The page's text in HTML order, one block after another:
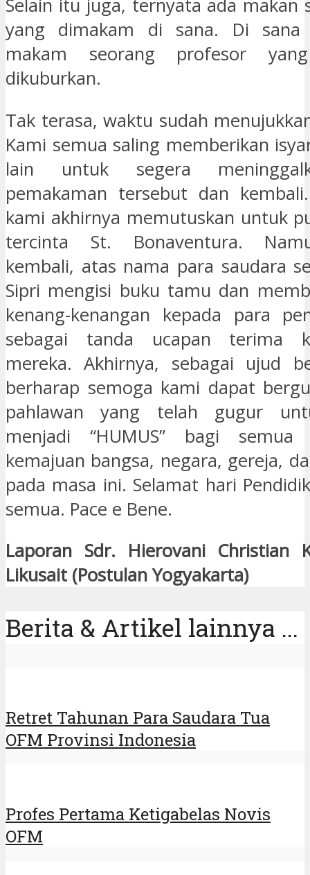
Selain itu juga, ternyata ada makan
yang dimakam di sana. Di
makam seorang profesor
dikuburkan.
Tak terasa, waktu sudah
Kami semua saling memberikan
lain untuk segera
pemakaman tersebut dan
kami akhirnya memutuskan untuk
tercinta St. Bonaventura.
kembali, atas nama para saudara
Sipri mengisi buku tamu dan
kenang-kenangan kepada para
sebagai tanda ucapan terima
mereka. Akhirnya, sebagai ujud
berharap semoga kami dapat
pahlawan yang telah gugur
menjadi “HUMUS” bagi
kemajuan bangsa, negara, gereja,
pada masa ini. Selamat hari
semua. Pace e Bene.
Laporan Sdr. Hierovani Christian
Likusait (Postulan Yogyakarta)
Berita & Artikel lainnya ...
Retret Tahunan Para Saudara Tua
OFM Provinsi Indonesia
Profes Pertama Ketigabelas Novis
OFM